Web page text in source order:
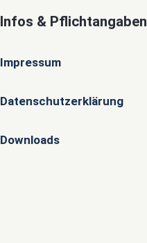
Infos & Pflichtangaben
Impressum
Datenschutzerklärung
Downloads